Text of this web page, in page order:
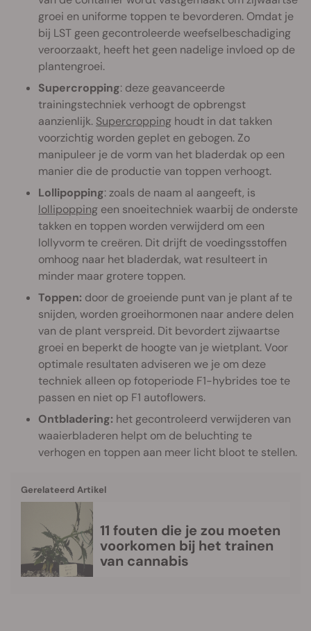
groei en uniforme toppen te bevorderen. Omdat je
bij LST geen gecontroleerde weefselbeschadiging
veroorzaakt, heeft het geen nadelige invloed op de
plantengroei.
Supercropping: deze geavanceerde
trainingstechniek verhoogt de opbrengst
aanzienlijk. Supercropping houdt in dat takken
voorzichtig worden geplet en gebogen. Zo
manipuleer je de vorm van het bladerdak op een
manier die de productie van toppen verhoogt.
Lollipopping: zoals de naam al aangeeft, is
lollipopping een snoeitechniek waarbij de onderste
takken en toppen worden verwijderd om een
lollyvorm te creëren. Dit drijft de voedingsstoffen
omhoog naar het bladerdak, wat resulteert in
minder maar grotere toppen.
Toppen: door de groeiende punt van je plant af te
snijden, worden groeihormonen naar andere delen
van de plant verspreid. Dit bevordert zijwaartse
groei en beperkt de hoogte van je wietplant. Voor
optimale resultaten adviseren we je om deze
techniek alleen op fotoperiode F1-hybrides toe te
passen en niet op F1 autoflowers.
Ontbladering: het gecontroleerd verwijderen van
waaierbladeren helpt om de beluchting te
verhogen en toppen aan meer licht bloot te stellen.
Gerelateerd Artikel
11 fouten die je zou moeten
voorkomen bij het trainen
van cannabis